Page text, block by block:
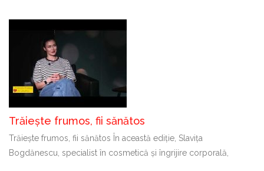
Trăiește frumos, fii sănătos
Trăiește frumos, fii sănătos În această ediție, Slavița
Bogdănescu, specialist în cosmetică și îngrijire corporală,